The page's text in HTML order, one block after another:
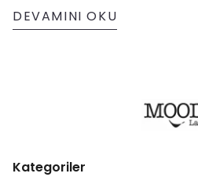
crop detaylara, "soft vibe"
kurtarıcı basic parçalara
tanımlar. Trendleri
tasarımlarıyla, her
DEVAMINI OKU
Kategoriler